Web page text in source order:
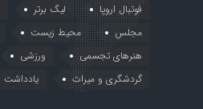
فوتبال اروپا
لیگ برتر
مجلس
محیط زیست
هنرهای تجسمی
ورزشی
گردشگری و میراث
یادداشت